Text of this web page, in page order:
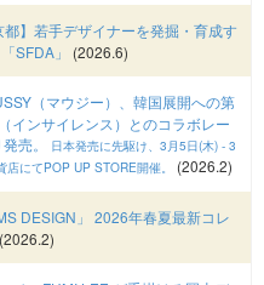
都】若手デザイナーを発掘・育成す
SFDA」
(2026.6)
（マウジー）、韓国展開への第
インサイレンス）とのコラボレー
売。
日本発売に先駆け、3月5日(木) - 3
にてPOP UP STORE開催。
(2026.2)
DESIGN」 2026年春夏最新コレ
(2026.2)